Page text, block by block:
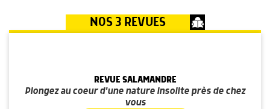
NOS 3 REVUES
REVUE SALAMANDRE
Plongez au coeur d'une nature insolite près de chez
vous